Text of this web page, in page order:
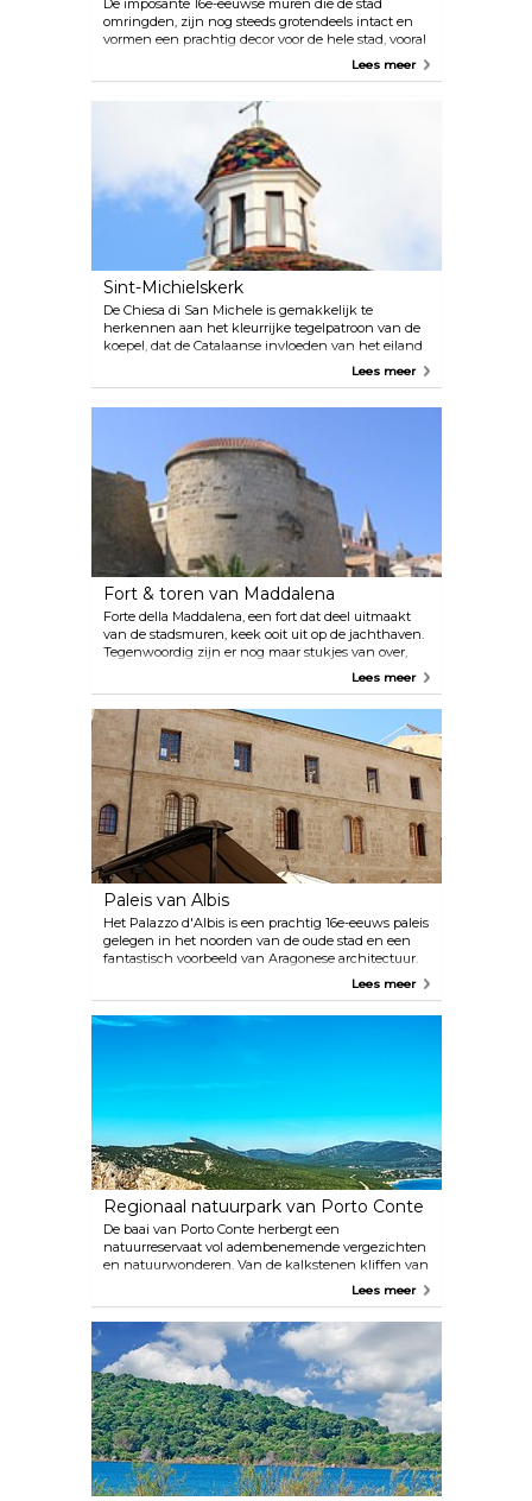
De imposante 16e-eeuwse muren die de stad
omringden, zijn nog steeds grotendeels intact en
vormen een prachtig decor voor de hele stad, vooral
langs de kust. De wallen, genaamd bastioni,
drankje bij zonsondergang in de avondbries.
Lees meer
Sint-Michielskerk
De Chiesa di San Michele is gemakkelijk te
herkennen aan het kleurrijke tegelpatroon van de
koepel, dat de Catalaanse invloeden van het eiland
laat zien. Het ligt aan de Via Carlo Alberto, deLees meer
Fort & toren van Maddalena
Forte della Maddalena, een fort dat deel uitmaakt
van de stadsmuren, keek ooit uit op de jachthaven.
Tegenwoordig zijn er nog maar stukjes van over,
maar deze stukjes zijn nog steeds indrukwekkend
en imposant. Breng zeker een bezoek en vang een
glimp op van hoe de oude verdedigingswerken van
de stad er ooit uitzagen.
Lees meer
Paleis van Albis
Het Palazzo d'Albis is een prachtig 16e-eeuws paleis
gelegen in het noorden van de oude stad en een
fantastisch voorbeeld van Aragonese architectuur.
Het was de residentie van keizer Karel V en is tot op
Lees meer
Regionaal natuurpark van Porto Conte
De baai van Porto Conte herbergt een
natuurreservaat vol adembenemende vergezichten
en natuurwonderen. Van de kalkstenen kliffen van
Punta Giglio en Capo Caccia tot talloze heuvels,
elke natuurliefhebber. Er zijn meer dan genoeg
mogelijkheden om te wandelen, te ontdekken,
vogels te spotten en nog veel meer.
Lees meer